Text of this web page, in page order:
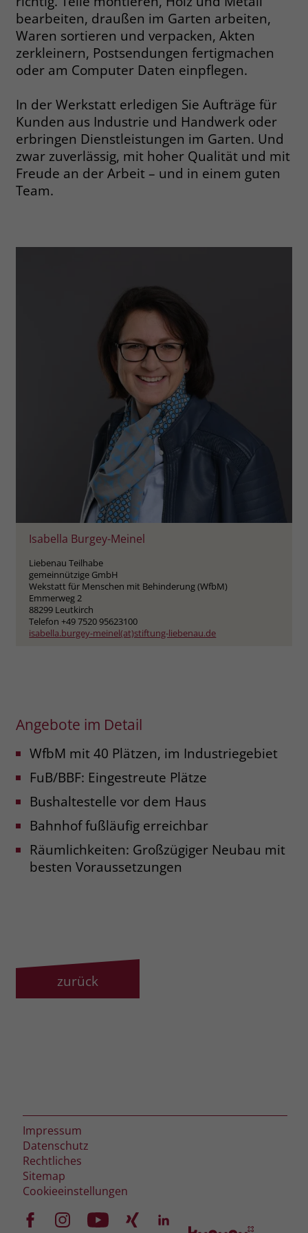
bearbeiten, draußen im Garten arbeiten,
Waren sortieren und verpacken, Akten
zerkleinern, Postsendungen fertigmachen
oder am Computer Daten einpflegen.
In der Werkstatt erledigen Sie Aufträge für
Kunden aus Industrie und Handwerk oder
erbringen Dienstleistungen im Garten. Und
zwar zuverlässig, mit hoher Qualität und mit
Freude an der Arbeit – und in einem guten
Team.
Isabella Burgey-Meinel
Liebenau Teilhabe
gemeinnützige GmbH
Wekstatt für Menschen mit Behinderung (WfbM)
Emmerweg 2
88299 Leutkirch
Telefon +49 7520 95623100
isabella.burgey-meinel(at)stiftung-liebenau.de
Angebote im Detail
WfbM mit 40 Plätzen, im Industriegebiet
FuB/BBF: Eingestreute Plätze
Bushaltestelle vor dem Haus
Bahnhof fußläufig erreichbar
Räumlichkeiten: Großzügiger Neubau mit
besten Voraussetzungen
zurück
Impressum
Datenschutz
Rechtliches
Sitemap
Cookieeinstellungen
Name __cf_bm
Anbieter .fonts.net
30 Minuten
Zweck
This cookie, set by Cloudflare, is used to
support Cloudflare Bot Management.
Name JSessionID
Anbieter
Name _gcl_au
Anbieter Google Ads
Zweck Enthält eine zufallsgenerierte User-ID.
Name _gcl_aw
Anbieter
Werbeanzeige auf die Website gelangt.
Es enthält Informationen darüber,
welche Werbeanzeige geklickt wurde,
sodass erzielte Erfolge wie z.B.
Bestellungen oder Kontaktanfragen der
Anzeige zugewiesen werden können.
_gcl_dc
Google Ads
90 Tage
Zweck
Dieses Cookie wird gesetzt, wenn ein
User über einen Klick auf eine Google
Werbeanzeige auf die Website gelangt.
Es enthält Informationen darüber,
sodass erzielte Erfolge wie z.B.
Bestellungen oder Kontaktanfragen der
Zweck
Der Zweck von _fbp ist vollständig auf
die Werbe- und Analysebemühungen
von Facebook zurückzuführen. Dieses
Cookie ist ein Erstanbieter-Cookie, d. h.
Verbraucher auf Facebook ist. Dieses
Cookie verfolgt die Besuche eines
Nutzers auf verschiedenen Websites
und meldet dieses Verhalten an
Facebook. Facebook kann dann die
Informationen und wird von Facebook
Unternehmen zurückzusenden.